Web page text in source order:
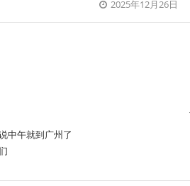
2025年12月26日
中午就到广州了